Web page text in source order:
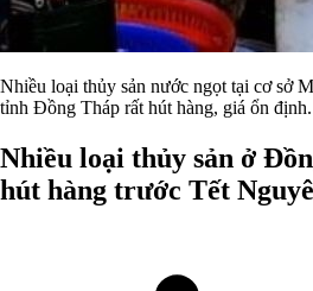
Nhiều loại thủy sản nước ngọt tại cơ sở
tỉnh Đồng Tháp rất hút hàng, giá ổn
Nhiều loại thủy sản ở
hút hàng trước Tết